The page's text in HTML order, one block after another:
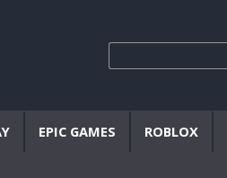
EPIC GAMES ROBLOX